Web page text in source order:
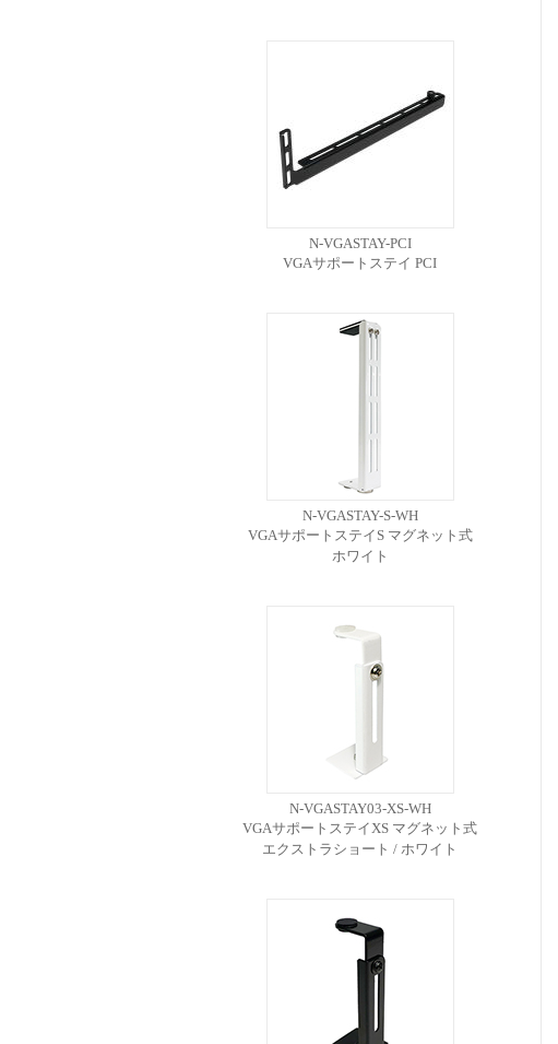
N-VGASTAY-PCI
VGAサポートステイ PCI
N-VGASTAY-S-WH
VGAサポートステイS マグネット式
ホワイト
N-VGASTAY03-XS-WH
VGAサポートステイXS マグネット式
エクストラショート / ホワイト